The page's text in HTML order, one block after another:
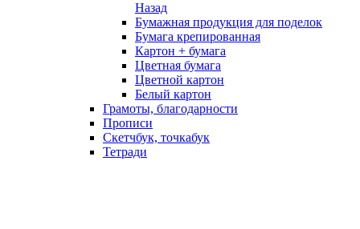
Назад
Бумажная продукция для поделок
Бумага крепированная
Картон + бумага
Цветная бумага
Цветной картон
Белый картон
Грамоты, благодарности
Прописи
Скетчбук, точкабук
Тетради